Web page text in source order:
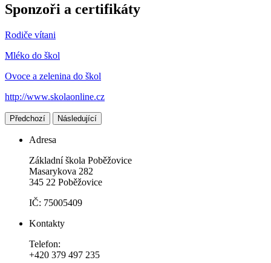
Sponzoři a certifikáty
Rodiče vítani
Mléko do škol
Ovoce a zelenina do škol
http://www.skolaonline.cz
Předchozí Následující
Adresa
Základní škola Poběžovice
Masarykova 282
345 22 Poběžovice
IČ: 75005409
Kontakty
Telefon:
+420 379 497 235